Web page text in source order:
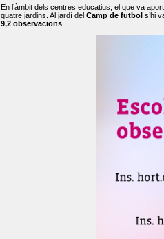
En l’àmbit dels centres educatius, el que va
quatre jardins. Al jardí del Camp de futbol s’hi
9,2 observacions